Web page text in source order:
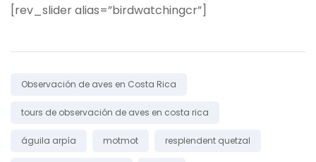
[rev_slider alias=”birdwatchingcr”]
Etiqueta:
Observación de aves en Costa Rica
tours de observación de aves en costa rica
águila arpía motmot resplendent quetzal